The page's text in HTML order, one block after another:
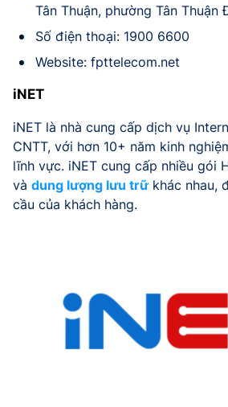
Tân Thuận, phường Tân Thuận
Số điện thoại: 1900 6600
Website: fpttelecom.net
iNET
iNET là nhà cung cấp dịch vụ
CNTT, với hơn 10+ năm kinh
lĩnh vực. iNET cung cấp nhiều gói
và dung lượng lưu trữ khác nhau,
cầu của khách hàng.